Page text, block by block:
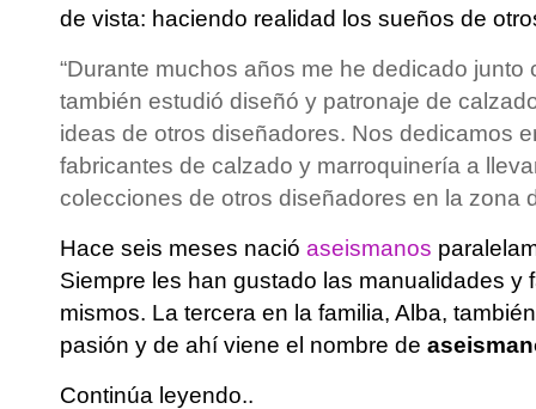
de vista: haciendo realidad los sueños de
“Durante muchos años me he dedicado junto
también estudió diseñó y patronaje de
ideas de otros diseñadores. Nos dedicamos
fabricantes de calzado y marroquinería a
colecciones de otros diseñadores en la zona
Hace seis meses nació aseismanos
Siempre les han gustado las manualidades y
mismos. La tercera en la familia, Alba,
pasión y de ahí viene el nombre de
Continúa leyendo..